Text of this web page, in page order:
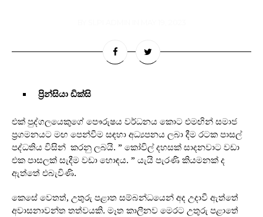
ප්‍රින්සියා ඩික්සි
එක් පුද්ගලයෙකුගේ පෞරුෂය වර්ධනය කොට එමඟින් සමාජ
ප්‍රගමනයට මඟ පෙන්වීම සඳහා අධ්‍යපනය ලබා දීම රටක පාසල්
පද්ධතිය විසින් කරනු ලබයි. ” කෝවිල් දහසක් සාදනවාට වඩා
එක පාසලක් සැදීම වඩා හොඳය. ” යැයි පැරණි කියමනක් ද
ඇත්තේ එබැවිණි.
කෙසේ වෙතත්, උතුරු පළාත සම්බන්ධයෙන් අද උදාවී ඇත්තේ
අවාසනාවන්ත තත්වයකි. මෑත කාලීනව මෙරට උතුරු පළාතේ